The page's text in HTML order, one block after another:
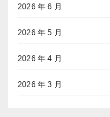
2026 年 6 月
2026 年 5 月
2026 年 4 月
2026 年 3 月